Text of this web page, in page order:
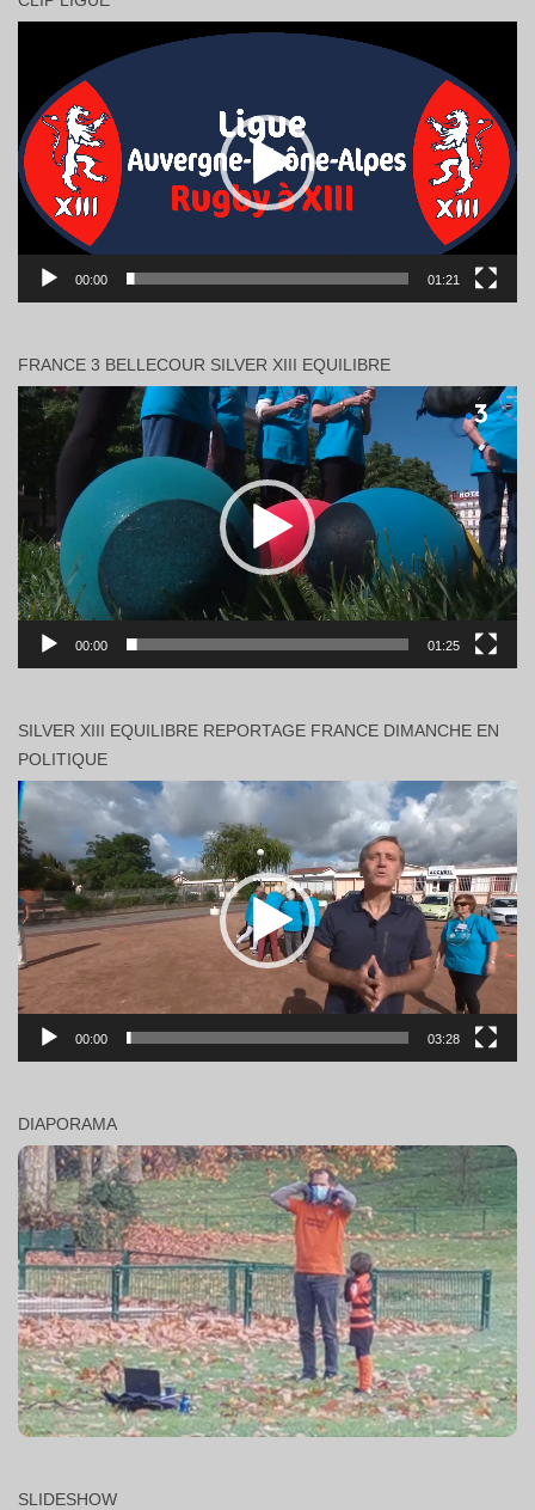
00:00 01:21
FRANCE 3 BELLECOUR SILVER XIII EQUILIBRE
Lecteur
vidéo
00:00 01:25
SILVER XIII EQUILIBRE REPORTAGE FRANCE DIMANCHE EN
POLITIQUE
Lecteur
vidéo
00:00 03:28
DIAPORAMA
SLIDESHOW